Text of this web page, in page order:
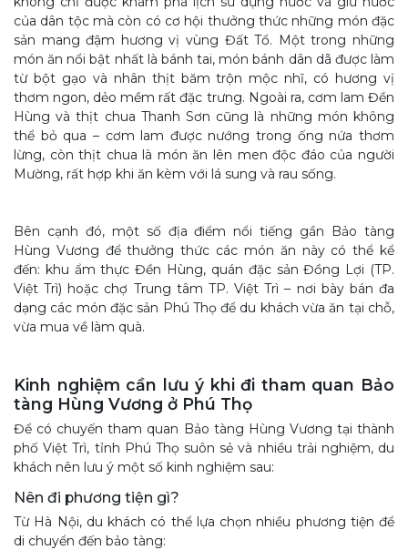
của dân tộc mà còn có cơ hội thưởng thức những món đặc
sản mang đậm hương vị vùng Đất Tổ. Một trong những
món ăn nổi bật nhất là bánh tai, món bánh dân dã được làm
từ bột gạo và nhân thịt băm trộn mộc nhĩ, có hương vị
thơm ngon, dẻo mềm rất đặc trưng. Ngoài ra, cơm lam Đền
Hùng và thịt chua Thanh Sơn cũng là những món không
thể bỏ qua – cơm lam được nướng trong ống nứa thơm
lừng, còn thịt chua là món ăn lên men độc đáo của người
Mường, rất hợp khi ăn kèm với lá sung và rau sống.
Bên cạnh đó, một số địa điểm nổi tiếng gần Bảo tàng
Hùng Vương để thưởng thức các món ăn này có thể kể
đến: khu ẩm thực Đền Hùng, quán đặc sản Đồng Lợi (TP.
Việt Trì) hoặc chợ Trung tâm TP. Việt Trì – nơi bày bán đa
dạng các món đặc sản Phú Thọ để du khách vừa ăn tại chỗ,
vừa mua về làm quà.
Kinh nghiệm cần lưu ý khi đi tham quan Bảo
tàng Hùng Vương ở Phú Thọ
Để có chuyến tham quan Bảo tàng Hùng Vương tại thành
phố Việt Trì, tỉnh Phú Thọ suôn sẻ và nhiều trải nghiệm, du
khách nên lưu ý một số kinh nghiệm sau:
Nên đi phương tiện gì?
Từ Hà Nội, du khách có thể lựa chọn nhiều phương tiện để
di chuyển đến bảo tàng: